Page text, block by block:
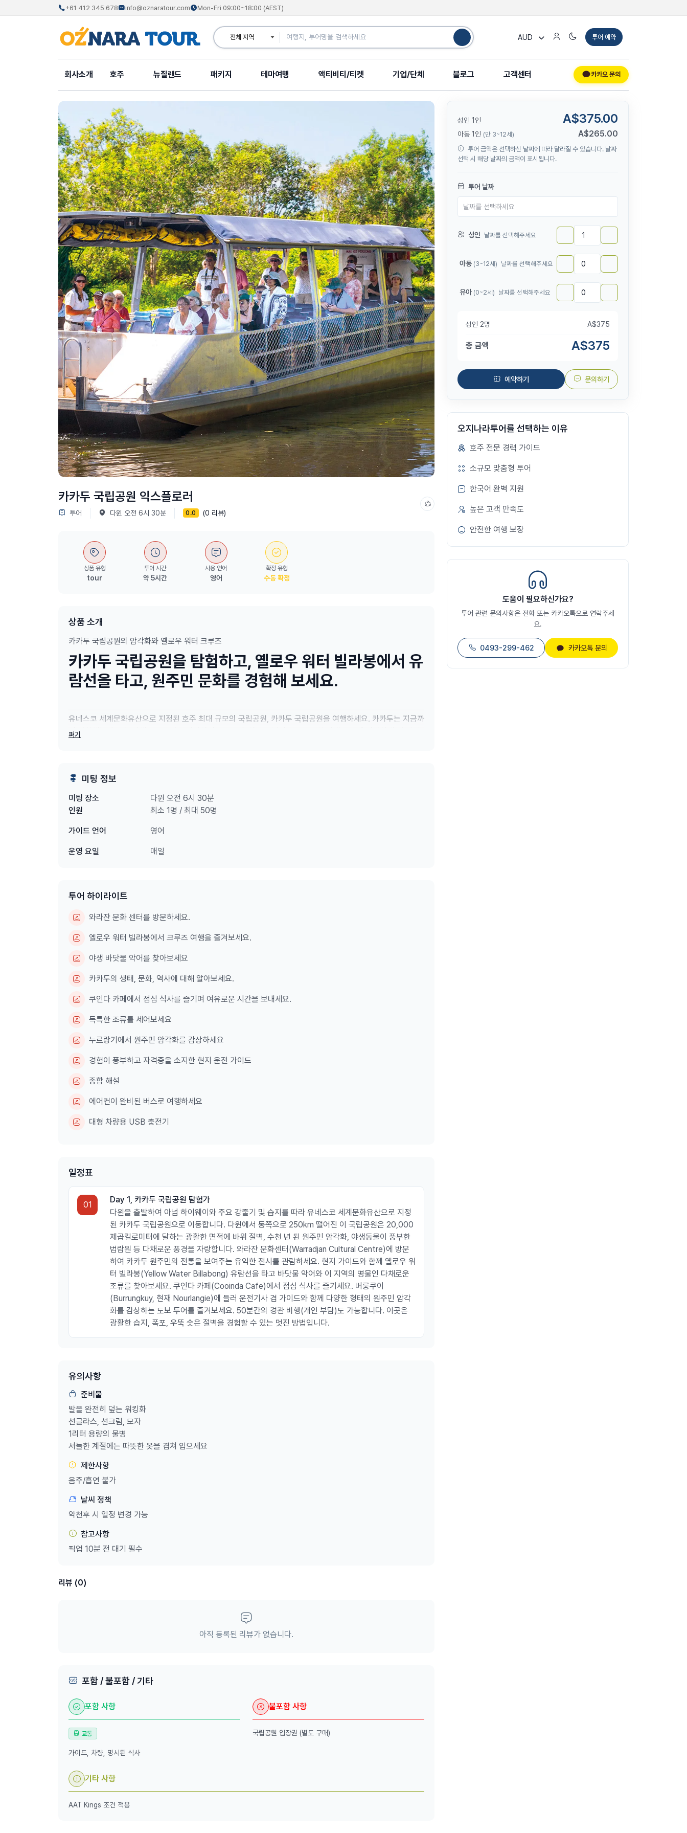
+61 412 345 678 info@oznaratour.com Mon-Fri 09:00~18:00 (AEST)
AUD 투어 예약
회사소개 호주 뉴질랜드 패키지 테마여행 액티비티/티켓 기업/단체 블로그 고객센터 카카오 문의
카카두 국립공원 익스플로러
투어 다윈 오전 6시 30분 0.0 (0 리뷰)
상품 유형
tour
투어 시간
약 5시간
사용 언어
영어
확정 유형
수동 확정
상품 소개
카카두 국립공원의 암각화와 옐로우 워터 크루즈
카카두 국립공원을 탐험하고, 옐로우 워터 빌라봉에서 유
람선을 타고, 원주민 문화를 경험해 보세요.
유네스코 세계문화유산으로 지정된 호주 최대 규모의 국립공원, 카카두 국립공원을 여행하세요. 카카두는 지금까
지 경험해보지 못한 다채로운 풍경을 자랑하며, 물, 육지, 하늘을 넘나드는 풍부한 야생 동물에 감탄하게 될 것입
참고: 본 투어를 예약하시는 모든 고객께서는 카카두 국립공원 입장권을 소지하셔야 합니다. 일일 입장권은 별도
AAT Kings Kakadu National Park Explorer 투어입니다.
펴기
미팅 정보
미팅 장소
다윈 오전 6시 30분
인원
최소 1명 / 최대 50명
가이드 언어 영어
운영 요일 매일
투어 하이라이트
와라잔 문화 센터를 방문하세요.
옐로우 워터 빌라봉에서 크루즈 여행을 즐겨보세요.
야생 바닷물 악어를 찾아보세요
카카두의 생태, 문화, 역사에 대해 알아보세요.
쿠인다 카페에서 점심 식사를 즐기며 여유로운 시간을 보내세요.
독특한 조류를 세어보세요
누르랑기에서 원주민 암각화를 감상하세요
경험이 풍부하고 자격증을 소지한 현지 운전 가이드
종합 해설
에어컨이 완비된 버스로 여행하세요
대형 차량용 USB 충전기
일정표
01
Day 1, 카카두 국립공원 탐험가
다윈을 출발하여 아넘 하이웨이와 주요 강줄기 및 습지를 따라 유네스코 세계문화유산으로 지정
된 카카두 국립공원으로 이동합니다. 다윈에서 동쪽으로 250km 떨어진 이 국립공원은 20,000
제곱킬로미터에 달하는 광활한 면적에 바위 절벽, 수천 년 된 원주민 암각화, 야생동물이 풍부한
범람원 등 다채로운 풍경을 자랑합니다. 와라잔 문화센터(Warradjan Cultural Centre)에 방문
하여 카카두 원주민의 전통을 보여주는 유익한 전시를 관람하세요. 현지 가이드와 함께 옐로우 워
터 빌라봉(Yellow Water Billabong) 유람선을 타고 바닷물 악어와 이 지역의 명물인 다채로운
조류를 찾아보세요. 쿠인다 카페(Cooinda Cafe)에서 점심 식사를 즐기세요. 버룽쿠이
(Burrungkuy, 현재 Nourlangie)에 들러 운전기사 겸 가이드와 함께 다양한 형태의 원주민 암각
화를 감상하는 도보 투어를 즐겨보세요. 50분간의 경관 비행(개인 부담)도 가능합니다. 이곳은
광활한 습지, 폭포, 우뚝 솟은 절벽을 경험할 수 있는 멋진 방법입니다.
유의사항
준비물
발을 완전히 덮는 워킹화
선글라스, 선크림, 모자
1리터 용량의 물병
서늘한 계절에는 따뜻한 옷을 겹쳐 입으세요
제한사항
음주/흡연 불가
날씨 정책
악천후 시 일정 변경 가능
참고사항
픽업 10분 전 대기 필수
리뷰 (0)
아직 등록된 리뷰가 없습니다.
포함 / 불포함 / 기타
포함 사항
교통
가이드, 차량, 명시된 식사
불포함 사항
국립공원 입장권 (별도 구매)
기타 사항
AAT Kings 조건 적용
성인 1인 A$375.00
아동 1인 (만 3~12세) A$265.00
투어 금액은 선택하신 날짜에 따라 달라질 수 있습니다. 날짜
선택 시 해당 날짜의 금액이 표시됩니다.
투어 날짜
성인 날짜를 선택해주세요
아동 (3~12세) 날짜를 선택해주세요
유아 (0~2세) 날짜를 선택해주세요
성인 2명 A$375
총 금액 A$375
예약하기 문의하기
오지나라투어를 선택하는 이유
호주 전문 경력 가이드
소규모 맞춤형 투어
한국어 완벽 지원
높은 고객 만족도
안전한 여행 보장
도움이 필요하신가요?
투어 관련 문의사항은 전화 또는 카카오톡으로 연락주세
요.
0493-299-462 카카오톡 문의